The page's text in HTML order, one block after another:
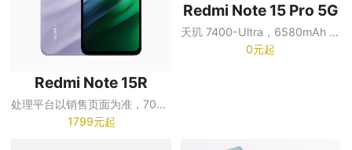
Redmi Note 15R
处理平台以销售页面为准，7000mAh 电池
1799元起
Redmi Note 15 Pro 5G
天玑 7400-Ultra，6580mAh 电池
0元起